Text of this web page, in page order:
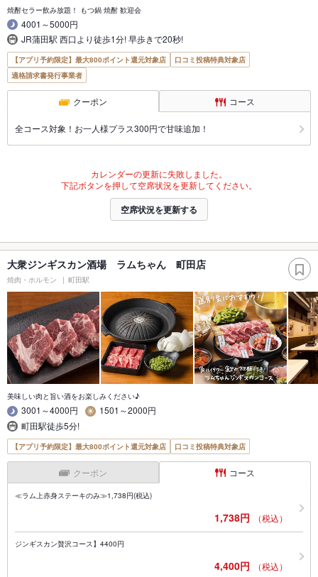
焼酎セラー飲み放題！ もつ鍋 焼酎 歓迎会
4001～5000円
JR蒲田駅 西口より徒歩1分! 早歩きで20秒!
【アプリ予約限定】最大800ポイント還元対象店
口コミ投稿特典対象店
適格請求書発行事業者
クーポン コース
全コース対象！お一人様プラス300円で甘味追加！
カレンダーの更新に失敗しました。
下記ボタンを押して空席状況を更新してください。
空席状況を更新する
大衆ジンギスカン酒場 ラムちゃん 町田店
焼肉・ホルモン 町田駅
美味しい肉と旨い酒をお楽しみください♪
3001～4000円
1501～2000円
町田駅徒歩5分!
【アプリ予約限定】最大800ポイント還元対象店 口コミ投稿特典対象店
クーポン コース
≪ラム上赤身ステーキのみ≫1,738円(税込)
1,738円 （税込）
ジンギスカン贅沢コース】4400円
4,400円 （税込）